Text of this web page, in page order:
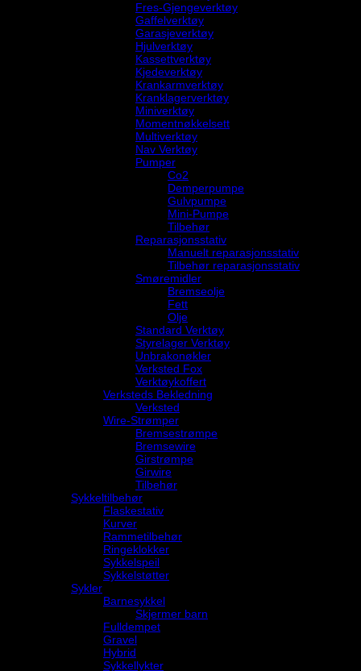
Fres-Gjengeverktøy
Gaffelverktøy
Garasjeverktøy
Hjulverktøy
Kassettverktøy
Kjedeverktøy
Krankarmverktøy
Kranklagerverktøy
Miniverktøy
Momentnøkkelsett
Multiverktøy
Nav Verktøy
Pumper
Co2
Demperpumpe
Gulvpumpe
Mini-Pumpe
Tilbehør
Reparasjonsstativ
Manuelt reparasjonsstativ
Tilbehør reparasjonsstativ
Smøremidler
Bremseolje
Fett
Olje
Standard Verktøy
Styrelager Verktøy
Unbrakonøkler
Verksted Fox
Verktøykoffert
Verksteds Bekledning
Verksted
Wire-Strømper
Bremsestrømpe
Bremsewire
Girstrømpe
Girwire
Tilbehør
Sykkeltilbehør
Flaskestativ
Kurver
Rammetilbehør
Ringeklokker
Sykkelspeil
Sykkelstøtter
Sykler
Barnesykkel
Skjermer barn
Fulldempet
Gravel
Hybrid
Sykkellykter